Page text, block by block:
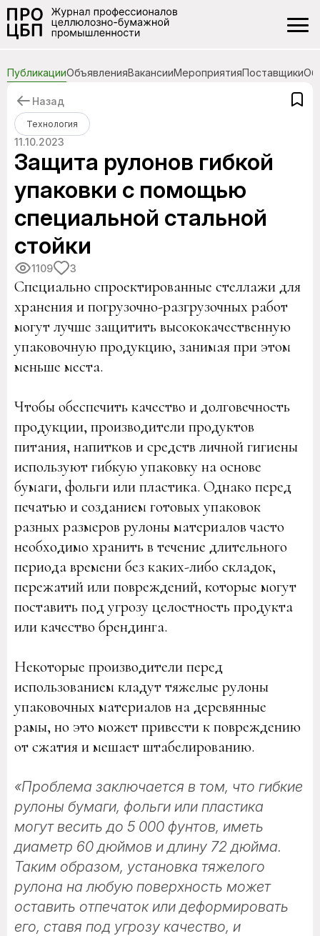
ПубликацииОбъявленияВакансииМероприятияПоставщики
Технология
Назад
11.10.2023
Защита рулонов гибкой
упаковки с помощью
специальной стальной
стойки
1109 3
Специально спроектированные стеллажи для
хранения и погрузочно-разгрузочных работ
могут лучше защитить высококачественную
упаковочную продукцию, занимая при этом
меньше места.
Чтобы обеспечить качество и долговечность
продукции, производители продуктов
питания, напитков и средств личной гигиены
используют гибкую упаковку на основе
бумаги, фольги или пластика. Однако перед
печатью и созданием готовых упаковок
разных размеров рулоны материалов часто
необходимо хранить в течение длительного
периода времени без каких-либо складок,
пережатий или повреждений, которые могут
поставить под угрозу целостность продукта
или качество брендинга.
Некоторые производители перед
использованием кладут тяжелые рулоны
упаковочных материалов на деревянные
рамы, но это может привести к повреждению
от сжатия и мешает штабелированию.
«Проблема заключается в том, что гибкие
рулоны бумаги, фольги или пластика
могут весить до 5 000 фунтов, иметь
диаметр 60 дюймов и длину 72 дюйма.
Таким образом, установка тяжелого
рулона на любую поверхность может
оставить отпечаток или деформировать
его, ставя под угрозу качество, и